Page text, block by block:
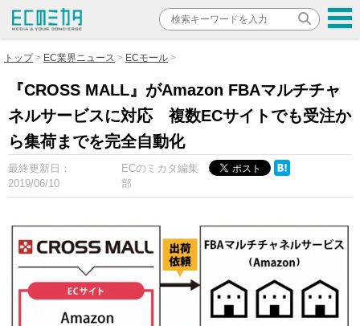
トップ EC業界ニュース ECモール
『CROSS MALL』がAmazon FBAマルチチャ
ネルサービスに対応 複数ECサイトでも受注か
ら集荷までを完全自動化
最終更新日：
2019/06/10
ECのミカタ編集
部